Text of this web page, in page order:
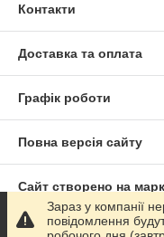
Контакти
Доставка та оплата
Графік роботи
Повна версія сайту
Сайт створено на
Політика
Зараз у компанії
повідомлення